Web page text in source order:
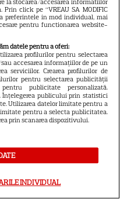
Est”, noul fenomen
pe Netflix: Regele
fantomele și
care sfidează
episodul 3. Doru
capătul puterilor
îi obligă să
mafiei: „Nu
ajungem aici!”
click pe “VREAU SA MODIFIC
preferintele in mod individual, mai
pentru functionarea website-
datele pentru a oferi:
profilurilor pentru selectarea
accesarea informațiilor de pe un
serviciilor. Crearea profilurilor de
pentru selectarea publicității
publicitate personalizată.
publicului prin statistici
Utilizarea datelor limitate pentru a
pentru a selecta publicitatea.
prin scanarea dispozitivului.
INDIVIDUAL